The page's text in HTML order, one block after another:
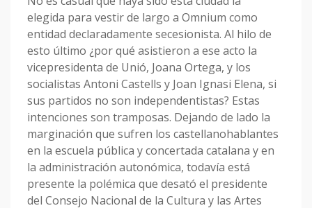
elegida para vestir de largo a Omnium como
entidad declaradamente secesionista. Al hilo de
esto último ¿por qué asistieron a ese acto la
vicepresidenta de Unió, Joana Ortega, y los
socialistas Antoni Castells y Joan Ignasi Elena, si
sus partidos no son independentistas? Estas
intenciones son tramposas. Dejando de lado la
marginación que sufren los castellanohablantes
en la escuela pública y concertada catalana y en
la administración autonómica, todavía está
presente la polémica que desató el presidente
del Consejo Nacional de la Cultura y las Artes